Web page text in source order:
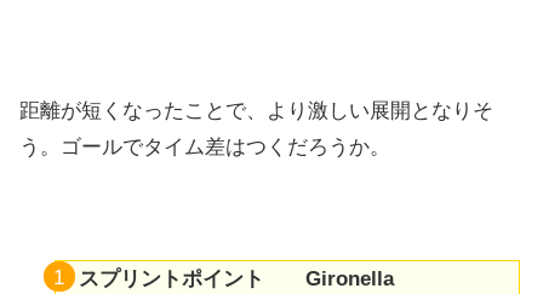
距離が短くなったことで、より激しい展開となりそ
う。ゴールでタイム差はつくだろうか。
スプリントポイント Gironella